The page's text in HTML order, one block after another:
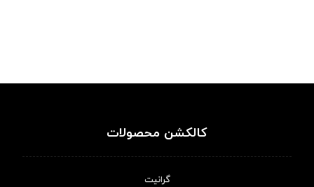
کالکشن محصولات
گرانیت